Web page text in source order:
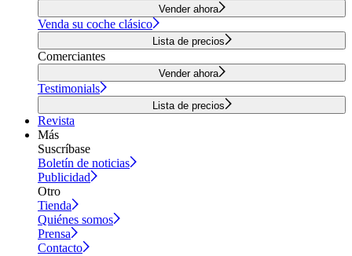
Vender ahora
Venda su coche clásico
Lista de precios
Comerciantes
Vender ahora
Testimonials
Lista de precios
Revista
Más
Suscríbase
Boletín de noticias
Publicidad
Otro
Tienda
Quiénes somos
Prensa
Contacto